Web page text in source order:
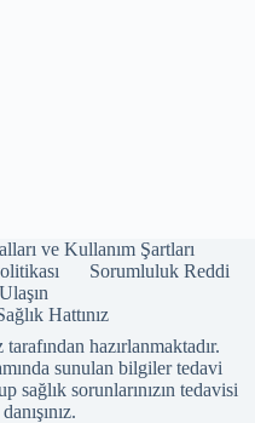
ve Kullanım Şartları
Sorumluluk Reddi
Hattınız
hazırlanmaktadır.
sunulan bilgiler tedavi
sağlık sorunlarınızın tedavisi